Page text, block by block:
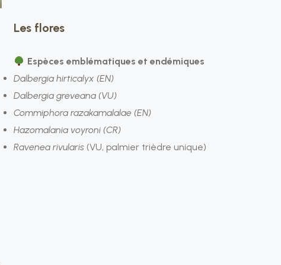
Les flores
Espèces emblématiques et endémiques
Dalbergia hirticalyx (EN)
Dalbergia greveana (VU)
Commiphora razakamalalae (EN)
Hazomalania voyroni (CR)
Ravenea rivularis (VU, palmier trièdre unique)